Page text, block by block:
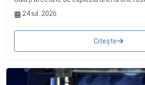
24 iul. 2026
Citește